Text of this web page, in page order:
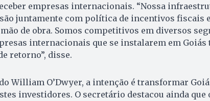
empresas internacionais. “Nossa
juntamente com política de incentivos fiscais
de obra. Somos competitivos em diversos
internacionais que se instalarem em Goiás
retorno”, disse.
William O’Dwyer, a intenção é transformar
investidores. O secretário destacou ainda que